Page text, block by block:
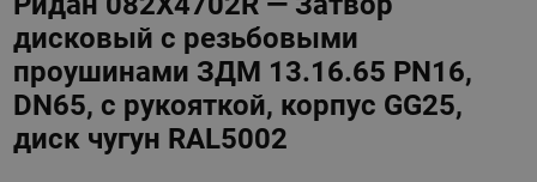
дисковый с резьбовыми
проушинами ЗДМ 13.16.65 PN16,
DN65, с рукояткой, корпус GG25,
диск чугун RAL5002